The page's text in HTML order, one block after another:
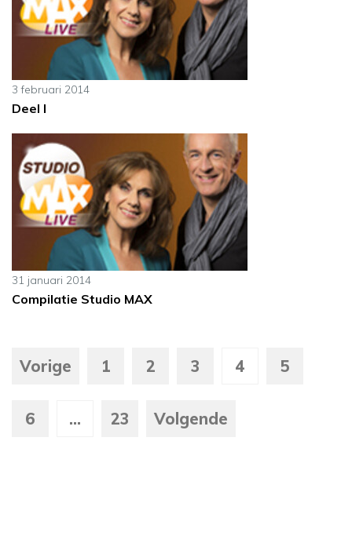
3 februari 2014
Deel I
31 januari 2014
Compilatie Studio MAX
Vorige 1 2 3 4 5
6 ... 23 Volgende